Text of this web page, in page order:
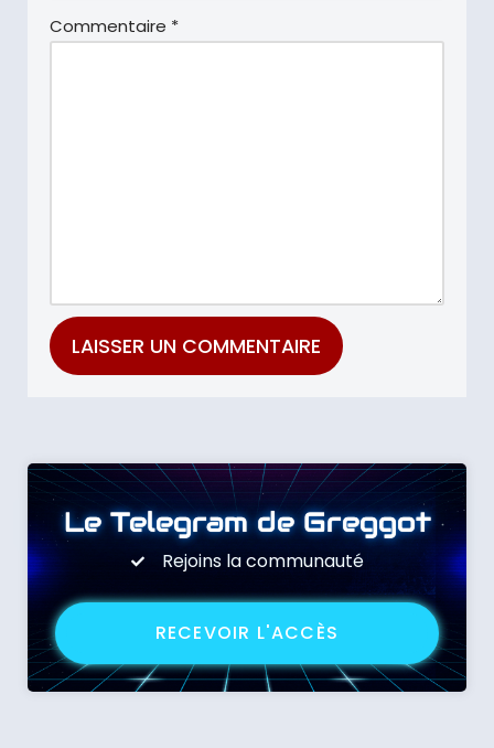
Commentaire *
Le Telegram de Greggot
Rejoins la communauté
RECEVOIR L'ACCÈS